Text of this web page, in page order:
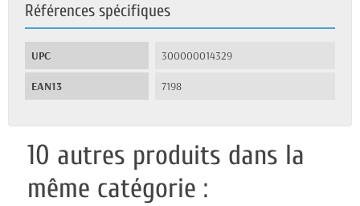
Références spécifiques
UPC 300000014329
EAN13 7198
10 autres produits dans la
même catégorie :